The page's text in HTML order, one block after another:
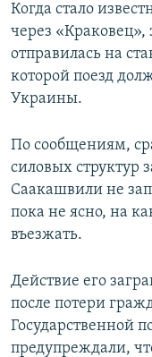
Когда стало
через «Краковец»,
отправилась на
которой поезд
Украины.
По сообщениям,
силовых структур
Саакашвили не
пока не ясно, на
въезжать.
Действие его
после потери
Государственной
предупреждали,